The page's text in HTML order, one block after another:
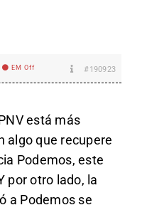
EM Off #190923
está más
algo que recupere
Podemos, este
por otro lado, la
a Podemos se